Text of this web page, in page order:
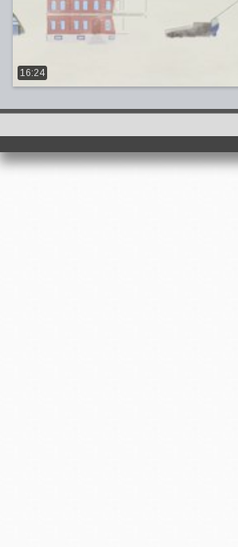
16:24